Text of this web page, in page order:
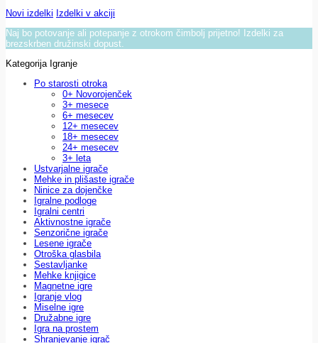
Novi izdelki Izdelki v akciji
Naj bo potovanje ali potepanje z otrokom čimbolj prijetno! Izdelki za
brezskrben družinski dopust.
Kategorija Igranje
Po starosti otroka
0+ Novorojenček
3+ mesece
6+ mesecev
12+ mesecev
18+ mesecev
24+ mesecev
3+ leta
Ustvarjalne igrače
Mehke in plišaste igrače
Ninice za dojenčke
Igralne podloge
Igralni centri
Aktivnostne igrače
Senzorične igrače
Lesene igrače
Otroška glasbila
Sestavljanke
Mehke knjigice
Magnetne igre
Igranje vlog
Miselne igre
Družabne igre
Igra na prostem
Shranjevanje igrač